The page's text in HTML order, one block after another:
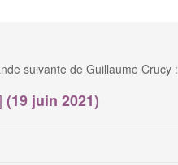
suivante de Guillaume Crucy :
(19 juin 2021)